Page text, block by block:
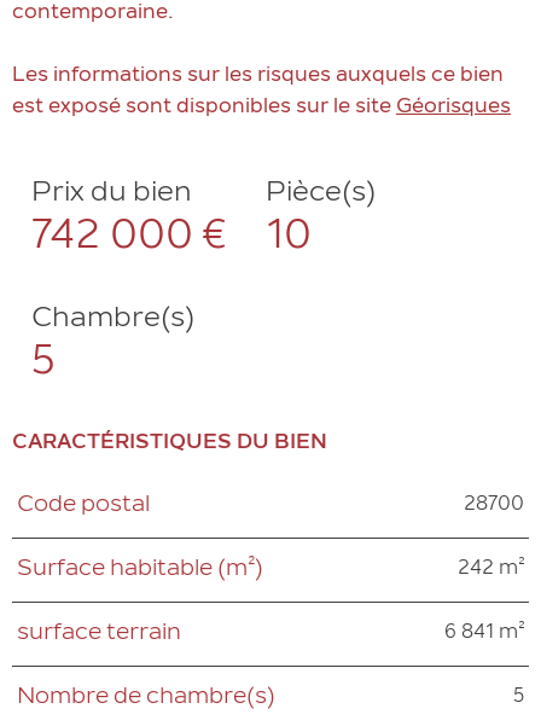
contemporaine.
Les informations sur les risques auxquels ce bien
est exposé sont disponibles sur le site Géorisques
Prix du bien
742 000 €
Pièce(s)
10
Chambre(s)
5
CARACTÉRISTIQUES DU BIEN
Caractéristiques
Code postal 28700
Surface habitable (m²) 242 m²
surface terrain 6 841 m²
Nombre de chambre(s) 5